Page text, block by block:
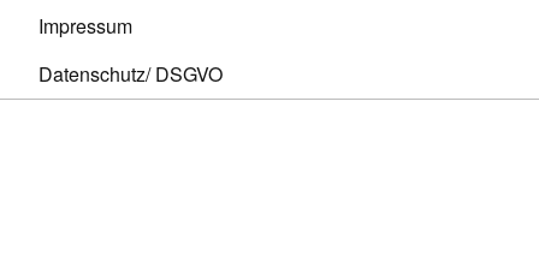
Impressum
Datenschutz/ DSGVO